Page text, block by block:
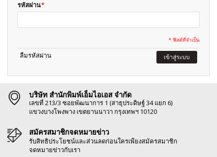
*
รหัสผ่าน
* ฟิลด์ที่จำเป็น
ลืมรหัสผ่าน เข้าสู่ระบบ
บริษัท สำนักพิมพ์เอ็มไอเอส จำกัด
เลขที่ 213/3 ซอยพัฒนาการ 1 (สาธุประดิษฐ์ 34 แยก 6)
แขวงบางโพงพาง เขตยานนาวา กรุงเทพฯ 10120
สมัครสมาชิกจดหมายข่าว
รับสิทธิประโยชน์และส่วนลดก่อนใครเพียงสมัครสมาชิก
จดหมายข่าวกับเรา